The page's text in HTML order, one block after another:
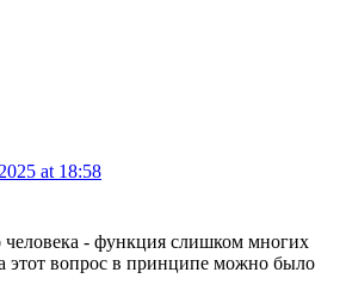
at 18:58
человека - функция слишком многих
этот вопрос в принципе можно было